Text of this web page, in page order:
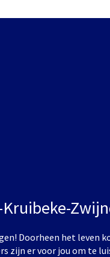
Doorheen het leven
zijn er voor jou om te